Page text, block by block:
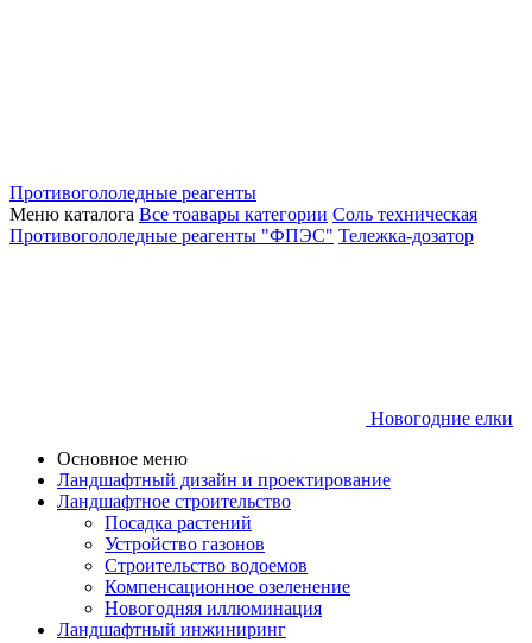
Противогололедные реагенты
Меню каталога Все тоавары категории Соль техническая
Противогололедные реагенты "ФПЭС" Тележка-дозатор
Новогодние елки
Основное меню
Ландшафтный дизайн и проектирование
Ландшафтное строительство
Посадка растений
Устройство газонов
Строительство водоемов
Компенсационное озеленение
Новогодняя иллюминация
Ландшафтный инжиниринг